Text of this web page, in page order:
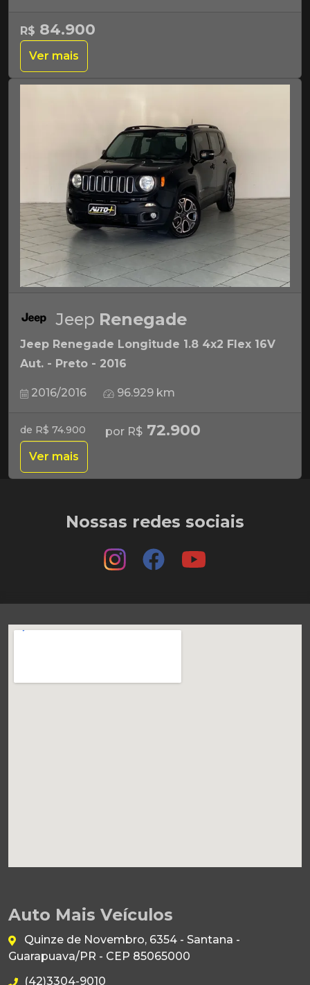
R$ 84.900
Ver mais
Jeep Renegade
Jeep Renegade Longitude 1.8 4x2 Flex 16V
Aut. - Preto - 2016
2016/2016 96.929 km
de R$ 74.900 por R$ 72.900
Ver mais
Nossas redes sociais
Auto Mais Veículos
Quinze de Novembro, 6354 - Santana -
Guarapuava/PR - CEP 85065000
(42)3304-9010